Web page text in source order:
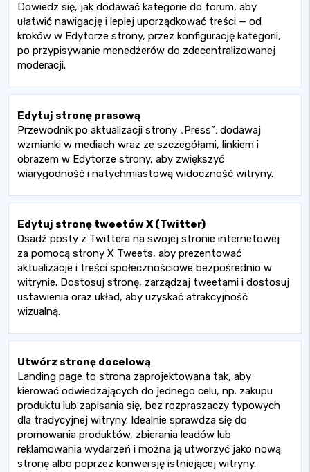
Dowiedz się, jak dodawać kategorie do forum, aby
ułatwić nawigację i lepiej uporządkować treści — od
kroków w Edytorze strony, przez konfigurację kategorii,
po przypisywanie menedżerów do zdecentralizowanej
moderacji.
Edytuj stronę prasową
Przewodnik po aktualizacji strony „Press”: dodawaj
wzmianki w mediach wraz ze szczegółami, linkiem i
obrazem w Edytorze strony, aby zwiększyć
wiarygodność i natychmiastową widoczność witryny.
Edytuj stronę tweetów X (Twitter)
Osadź posty z Twittera na swojej stronie internetowej
za pomocą strony X Tweets, aby prezentować
aktualizacje i treści społecznościowe bezpośrednio w
witrynie. Dostosuj stronę, zarządzaj tweetami i dostosuj
ustawienia oraz układ, aby uzyskać atrakcyjność
wizualną.
Utwórz stronę docelową
Landing page to strona zaprojektowana tak, aby
kierować odwiedzających do jednego celu, np. zakupu
produktu lub zapisania się, bez rozpraszaczy typowych
dla tradycyjnej witryny. Idealnie sprawdza się do
promowania produktów, zbierania leadów lub
reklamowania wydarzeń i można ją utworzyć jako nową
stronę albo poprzez konwersję istniejącej witryny.